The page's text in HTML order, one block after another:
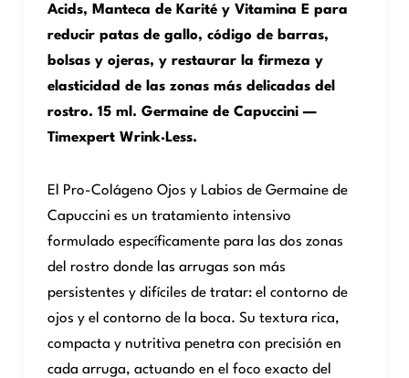
Acids, Manteca de Karité y Vitamina E para
reducir patas de gallo, código de barras,
bolsas y ojeras, y restaurar la firmeza y
elasticidad de las zonas más delicadas del
rostro. 15 ml. Germaine de Capuccini —
Timexpert Wrink·Less.
El Pro-Colágeno Ojos y Labios de Germaine de
Capuccini es un tratamiento intensivo
formulado específicamente para las dos zonas
del rostro donde las arrugas son más
persistentes y difíciles de tratar: el contorno de
ojos y el contorno de la boca. Su textura rica,
compacta y nutritiva penetra con precisión en
cada arruga, actuando en el foco exacto del